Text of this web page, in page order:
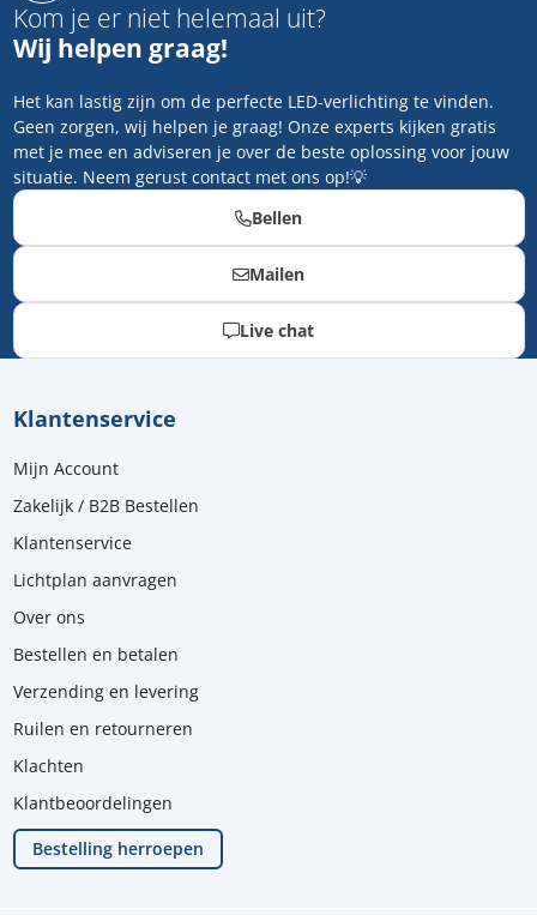
Kom je er niet helemaal uit?
Wij helpen graag!
Het kan lastig zijn om de perfecte LED-verlichting te vinden.
Geen zorgen, wij helpen je graag! Onze experts kijken gratis
met je mee en adviseren je over de beste oplossing voor jouw
situatie. Neem gerust contact met ons op!💡
Bellen
Mailen
Live chat
Klantenservice
Mijn Account
Zakelijk / B2B Bestellen
Klantenservice
Lichtplan aanvragen
Over ons
Bestellen en betalen
Verzending en levering
Ruilen en retourneren
Klachten
Klantbeoordelingen
Bestelling herroepen